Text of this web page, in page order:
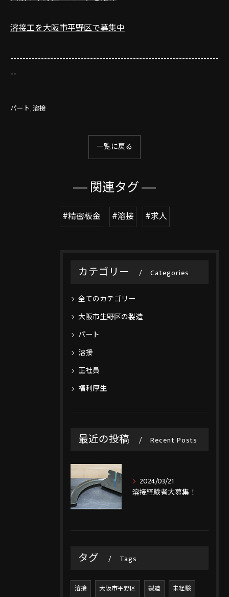
溶接工を大阪市平野区で募集中
--------------------------------------------------------------------
--
パート 溶接
一覧に戻る
関連タグ
#精密板金 #溶接 #求人
カテゴリー Categories
全てのカテゴリー
大阪市生野区の製造
パート
溶接
正社員
福利厚生
最近の投稿 Recent Posts
2024/03/21
溶接経験者大募集！
タグ Tags
溶接 大阪市平野区 製造 未経験